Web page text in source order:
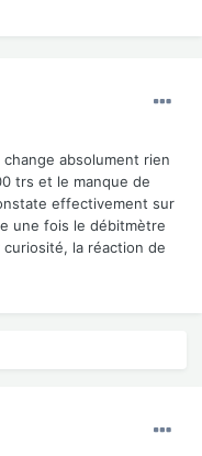
absolument rien
trs et le manque de
effectivement sur
une fois le débitmètre
la réaction de